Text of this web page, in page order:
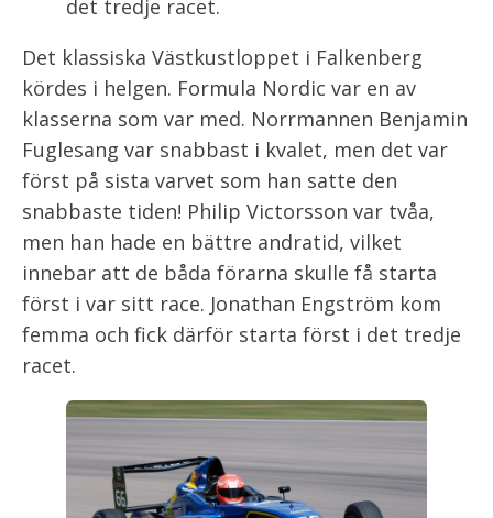
det tredje racet.
Det klassiska Västkustloppet i Falkenberg
kördes i helgen. Formula Nordic var en av
klasserna som var med. Norrmannen Benjamin
Fuglesang var snabbast i kvalet, men det var
först på sista varvet som han satte den
snabbaste tiden! Philip Victorsson var tvåa,
men han hade en bättre andratid, vilket
innebar att de båda förarna skulle få starta
först i var sitt race. Jonathan Engström kom
femma och fick därför starta först i det tredje
racet.